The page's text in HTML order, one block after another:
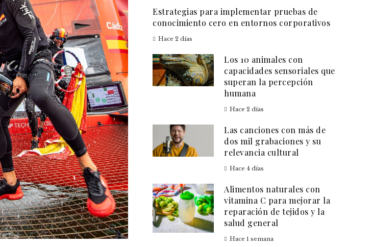
Estrategias para implementar pruebas de
conocimiento cero en entornos corporativos
Hace 2 días
Los 10 animales con
capacidades sensoriales que
superan la percepción
humana
Hace 2 días
Las canciones con más de
dos mil grabaciones y su
relevancia cultural
Hace 4 días
Alimentos naturales con
vitamina C para mejorar la
reparación de tejidos y la
salud general
Hace 1 semana